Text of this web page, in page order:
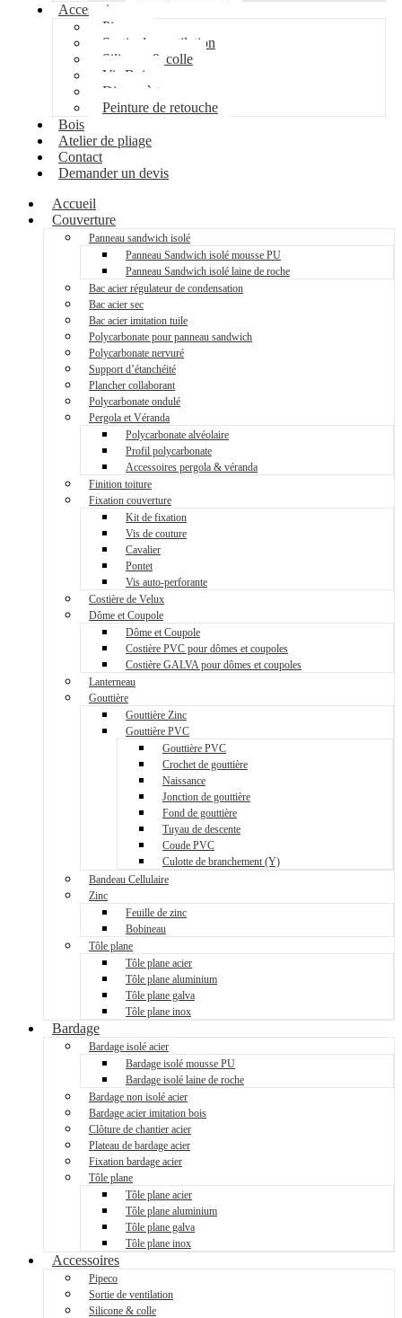
Accessoires
Pipeco
Sortie de ventilation
Silicone & colle
Vis Bois
Disque à tronçonner
Peinture de retouche
Bois
Atelier de pliage
Contact
Demander un devis
Accueil
Couverture
Panneau sandwich isolé
Panneau Sandwich isolé mousse PU
Panneau Sandwich isolé laine de roche
Bac acier régulateur de condensation
Bac acier sec
Bac acier imitation tuile
Polycarbonate pour panneau sandwich
Polycarbonate nervuré
Support d’étanchéité
Plancher collaborant
Polycarbonate ondulé
Pergola et Véranda
Polycarbonate alvéolaire
Profil polycarbonate
Accessoires pergola & véranda
Finition toiture
Fixation couverture
Kit de fixation
Vis de couture
Cavalier
Pontet
Vis auto-perforante
Costière de Velux
Dôme et Coupole
Dôme et Coupole
Costière PVC pour dômes et coupoles
Costière GALVA pour dômes et coupoles
Lanterneau
Gouttière
Gouttière Zinc
Gouttière PVC
Gouttière PVC
Crochet de gouttière
Naissance
Jonction de gouttière
Fond de gouttière
Tuyau de descente
Coude PVC
Culotte de branchement (Y)
Bandeau Cellulaire
Zinc
Feuille de zinc
Bobineau
Tôle plane
Tôle plane acier
Tôle plane aluminium
Tôle plane galva
Tôle plane inox
Bardage
Bardage isolé acier
Bardage isolé mousse PU
Bardage isolé laine de roche
Bardage non isolé acier
Bardage acier imitation bois
Clôture de chantier acier
Plateau de bardage acier
Fixation bardage acier
Tôle plane
Tôle plane acier
Tôle plane aluminium
Tôle plane galva
Tôle plane inox
Accessoires
Pipeco
Sortie de ventilation
Silicone & colle